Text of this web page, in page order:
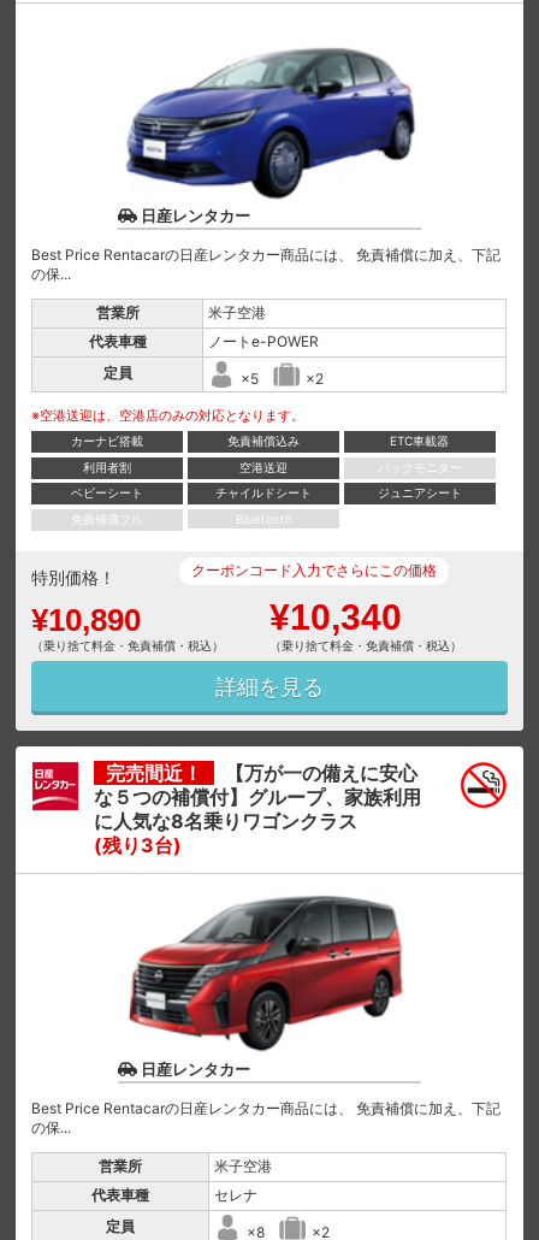
日産レンタカー
Best Price Rentacarの日産レンタカー商品には、 免責補償に加え、下記
の保...
営業所
米子空港
代表車種
ノートe-POWER
定員
×5 ×2
※空港送迎は、空港店のみの対応となります。
カーナビ搭載 免責補償込み
ETC車載器
利用者割
空港送迎
バックモニター
ベビーシート
チャイルドシート
ジュニアシート
免責補償フル
Bluetooth
特別価格！
¥10,890
（乗り捨て料金・免責補償・税込）
クーポンコード入力でさらにこの価格
¥10,340
（乗り捨て料金・免責補償・税込）
詳細を見る
完売間近！
【万が一の備えに安心
な５つの補償付】グループ、家族利用
に人気な8名乗りワゴンクラス
(残り3台)
日産レンタカー
Best Price Rentacarの日産レンタカー商品には、 免責補償に加え、下記
の保...
営業所
米子空港
代表車種
セレナ
定員
×8 ×2